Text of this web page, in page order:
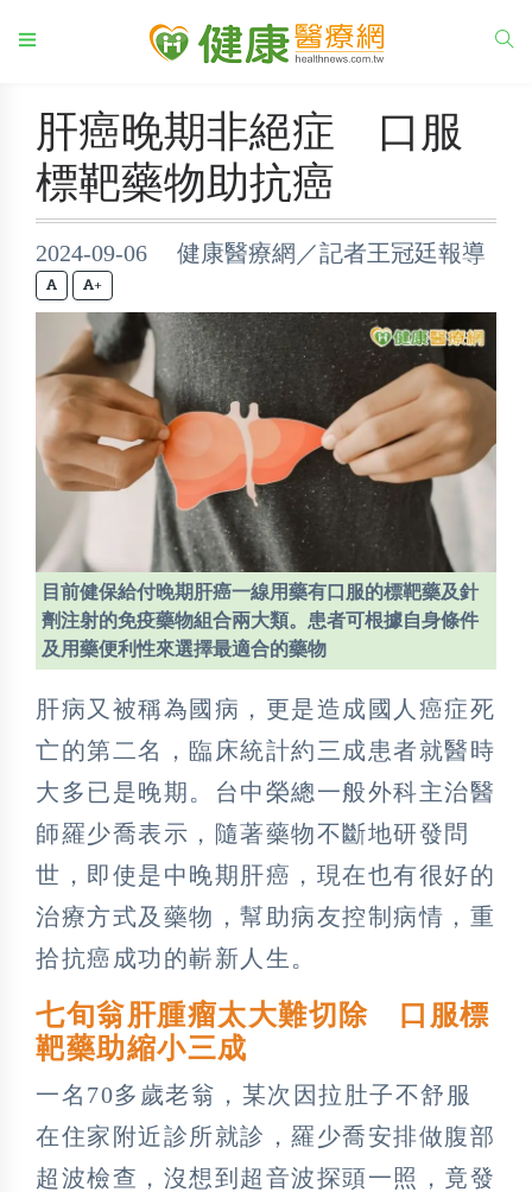
肝癌晚期非絕症 口服
標靶藥物助抗癌
2024-09-06 健康醫療網／記者王冠廷報導
+
目前健保給付晚期肝癌一線用藥有口服的標靶藥及針
劑注射的免疫藥物組合兩大類。患者可根據自身條件
及用藥便利性來選擇最適合的藥物
肝病又被稱為國病，更是造成國人癌症死
亡的第二名，臨床統計約三成患者就醫時
大多已是晚期。台中榮總一般外科主治醫
師羅少喬表示，隨著藥物不斷地研發問
世，即使是中晚期肝癌，現在也有很好的
治療方式及藥物，幫助病友控制病情，重
拾抗癌成功的嶄新人生。
七旬翁肝腫瘤太大難切除 口服標
靶藥助縮小三成
一名70多歲老翁，某次因拉肚子不舒服
在住家附近診所就診，羅少喬安排做腹部
超波檢查，沒想到超音波探頭一照，竟發